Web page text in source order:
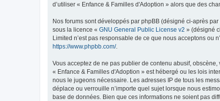
d’utiliser « Enfance & Familles d'Adoption » alors que des
Nos forums sont développés par phpBB (désigné ci-après
sous la licence « GNU General Public License v2 » (désigné
Limited n’est pas responsable de ce que nous acceptons ou
https://www.phpbb.com/.
Vous acceptez de ne pas publier de contenu abusif,
« Enfance & Familles d'Adoption » est hébergé ou les lois
nous le jugeons nécessaire. Les adresses IP de tous les
déplace ou verrouille n’importe quel sujet lorsque nous
base de données. Bien que ces informations ne soient pas